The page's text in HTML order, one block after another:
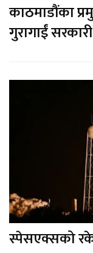
काठमाडौंका
गुरागाईं
स्पेसएक्सको